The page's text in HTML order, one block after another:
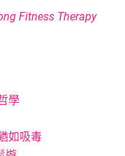
Fitness Therapy
學
如吸毒